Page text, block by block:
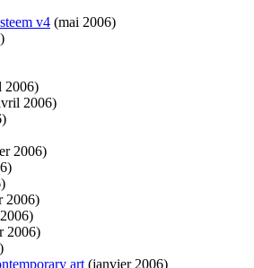
v4 (mai 2006)
2006)
2006)
2006)
2006)
2006)
art(janvier 2006)